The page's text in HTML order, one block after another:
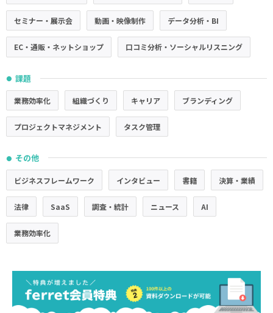
セミナー・展示会 動画・映像制作 データ分析・BI
EC・通販・ネットショップ 口コミ分析・ソーシャルリスニング
● 課題
業務効率化 組織づくり キャリア ブランディング
プロジェクトマネジメント タスク管理
● その他
ビジネスフレームワーク インタビュー 書籍 決算・業績
法律 SaaS 調査・統計 ニュース AI
業務効率化